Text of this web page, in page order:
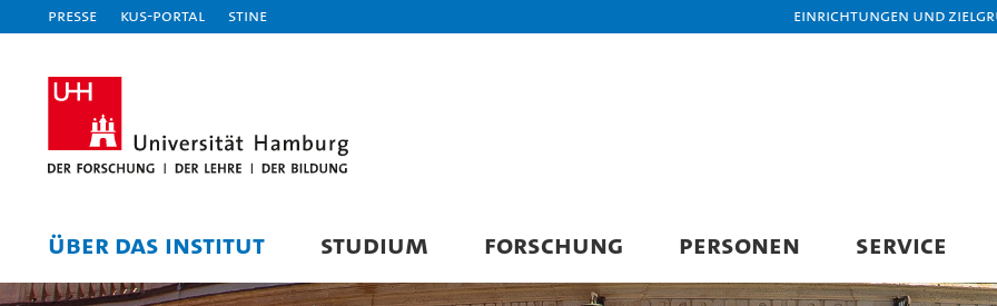
Presse KUS-Portal STiNE Einrichtungen und
ÜBER DAS INSTITUT STUDIUM FORSCHUNG PERSONEN SERVICE